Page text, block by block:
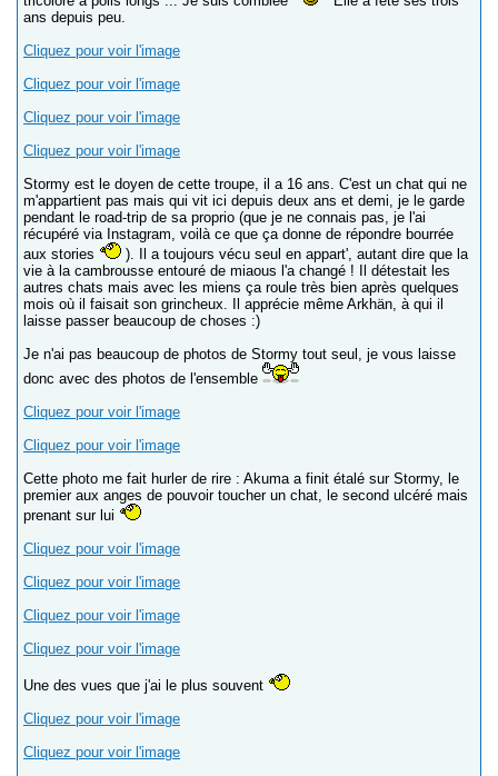
ans depuis peu.
Cliquez pour voir l'image
Cliquez pour voir l'image
Cliquez pour voir l'image
Cliquez pour voir l'image
Stormy est le doyen de cette troupe, il a 16 ans. C'est un chat qui ne
m'appartient pas mais qui vit ici depuis deux ans et demi, je le garde
pendant le road-trip de sa proprio (que je ne connais pas, je l'ai
récupéré via Instagram, voilà ce que ça donne de répondre bourrée
aux stories
). Il a toujours vécu seul en appart', autant dire que la
vie à la cambrousse entouré de miaous l'a changé ! Il détestait les
autres chats mais avec les miens ça roule très bien après quelques
mois où il faisait son grincheux. Il apprécie même Arkhän, à qui il
laisse passer beaucoup de choses :)
Je n'ai pas beaucoup de photos de Stormy tout seul, je vous laisse
donc avec des photos de l'ensemble
Cliquez pour voir l'image
Cliquez pour voir l'image
Cette photo me fait hurler de rire : Akuma a finit étalé sur Stormy, le
premier aux anges de pouvoir toucher un chat, le second ulcéré mais
prenant sur lui
Cliquez pour voir l'image
Cliquez pour voir l'image
Cliquez pour voir l'image
Cliquez pour voir l'image
Une des vues que j'ai le plus souvent
Cliquez pour voir l'image
Cliquez pour voir l'image